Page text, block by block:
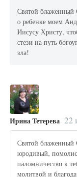
Святой
о ребенке моем
Иисусу Христу,
стези на путь
зла!
Ирина Тетерева 22
Святой
юродивый,
паломничество к
молитвой и